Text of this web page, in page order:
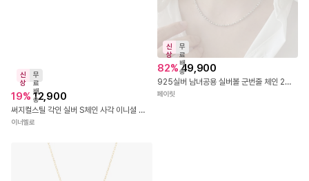
신
상
무
료
배
송
19% 12,900
써지컬스틸 각인 실버 S체인 사각 이니셜 두줄 레이어드 이름 체인 태그 네임택 펜던트 선물 기념일 커플템 우정 여자 남자 친구 패션 데일리 굿즈 맞춤 자체 주문 제작 커플 팔찌
이너멜로
신
상
무
료
배
송
82%49,900
925실버 남녀공용 실버볼 군번줄 체인 2mm 은볼 목걸이
페이릿